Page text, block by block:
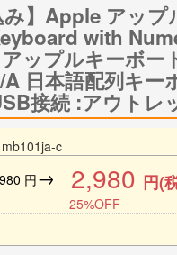
み】Apple アップ
with
ップルキーボー
日本語配列キー
接続 :アウトレ
mb101ja-c
円→ 2,980 円(
25%OFF